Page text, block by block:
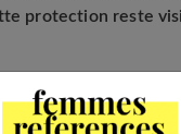
protection reste
tous leurs promesses,